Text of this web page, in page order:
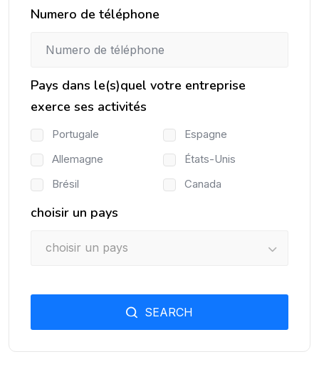
Numero de téléphone
Pays dans le(s)quel votre entreprise
exerce ses activités
Portugale
Espagne
Allemagne
États-Unis
Brésil
Canada
choisir un pays
choisir un pays
SEARCH